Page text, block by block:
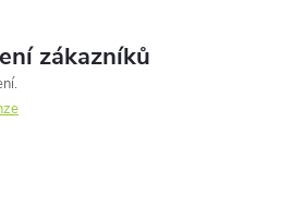
zákazníků